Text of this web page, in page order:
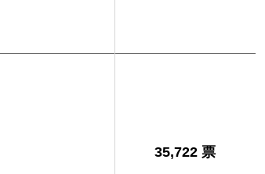
35,722 票